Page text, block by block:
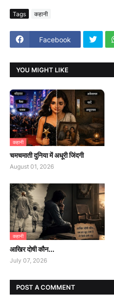
Tags कहानी
Facebook
YOU MIGHT LIKE
कहानी
चमचमाती दुनिया में अधूरी जिंदगी
August 01, 2026
कहानी
आखिर दोषी कौन...
July 07, 2026
POST A COMMENT